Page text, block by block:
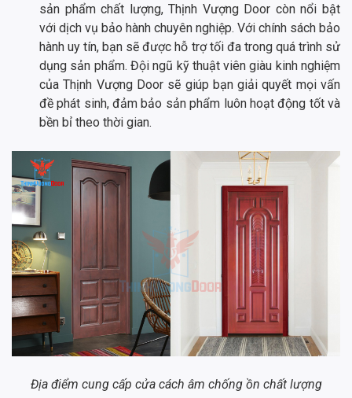
sản phẩm chất lượng, Thịnh Vượng Door còn nổi bật
với dịch vụ bảo hành chuyên nghiệp. Với chính sách bảo
hành uy tín, bạn sẽ được hỗ trợ tối đa trong quá trình sử
dụng sản phẩm. Đội ngũ kỹ thuật viên giàu kinh nghiệm
của Thịnh Vượng Door sẽ giúp bạn giải quyết mọi vấn
đề phát sinh, đảm bảo sản phẩm luôn hoạt động tốt và
bền bỉ theo thời gian.
Địa điểm cung cấp cửa cách âm chống ồn chất lượng